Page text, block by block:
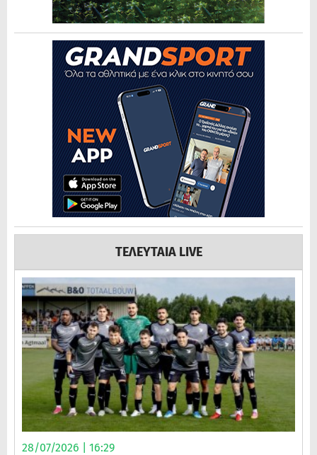
ΤΕΛΕΥΤΑΙΑ LIVE
28/07/2026 | 16:29